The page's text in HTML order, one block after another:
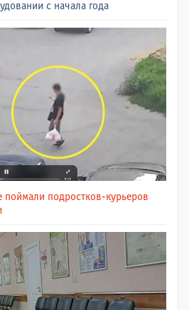
с начала года
поймали подростков-курьеров